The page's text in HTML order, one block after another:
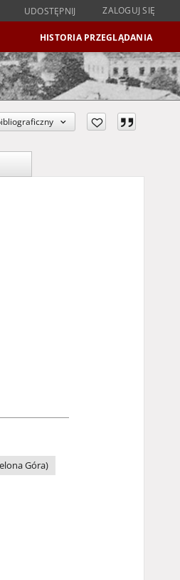
UDOSTĘPNIJ ZALOGUJ SIĘ
HISTORIA PRZEGLĄDANIA
Góra)